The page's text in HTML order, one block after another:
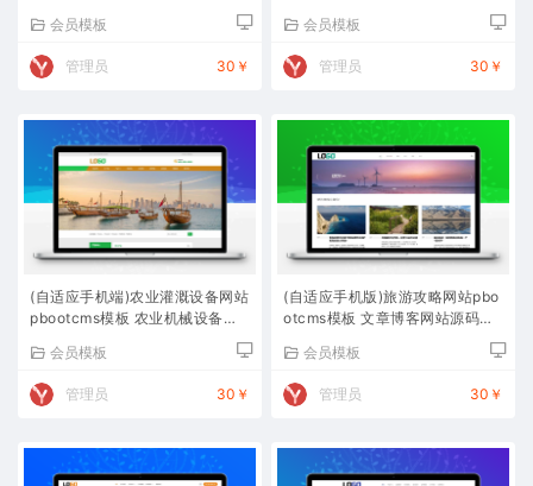
会员模板
管理员 30￥
会员模板
管理员 30￥
(自适应手机端)农业灌溉设备网站
pbootcms模板 农业机械设备网
会员模板
管理员 30￥
(自适应手机版)旅游攻略网站pbo
otcms模板 文章博客网站源码下
会员模板
管理员 30￥